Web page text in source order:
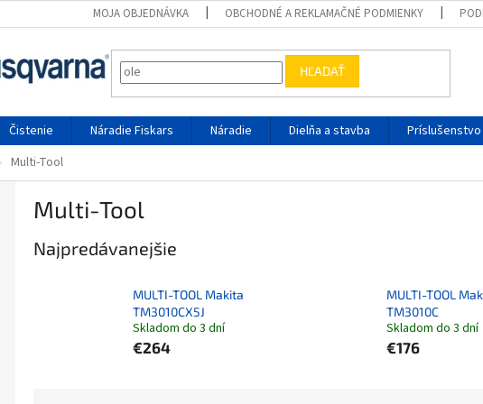
MOJA OBJEDNÁVKA OBCHODNÉ A REKLAMAČNÉ PODMIENKY
HĽADAŤ
Čistenie Náradie Fiskars Náradie Dielňa a stavba Príslušenstvo
Multi-Tool
Multi-Tool
Najpredávanejšie
MULTI-TOOL Makita
TM3010CX5J
Skladom do 3 dní
€264
MULTI-TOOL
TM3010C
Skladom do 3 dní
€176